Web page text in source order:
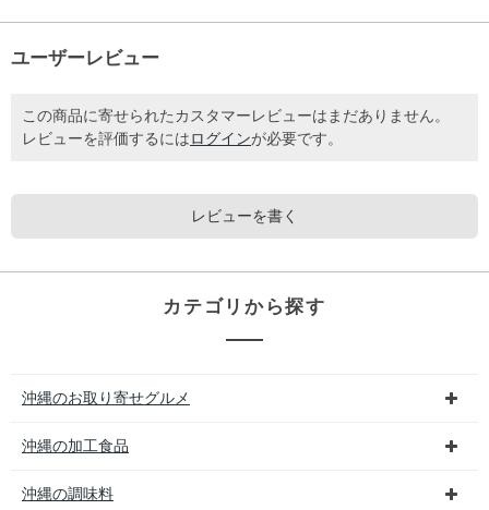
ユーザーレビュー
この商品に寄せられたカスタマーレビューはまだありません。
レビューを評価するには ログインが必要です。
レビューを書く
カテゴリから探す
沖縄のお取り寄せグルメ
沖縄の加工食品
沖縄の調味料